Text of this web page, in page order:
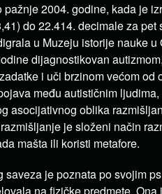
2004. godine, kada je
do 22.414. decimale za pet
u Muzeju istorije nauke u
dijagnostikovan
i uči brzinom većom od
među autističnim
asocijativnog oblika
je složeni način
mašta ili koristi metafore.
je poznata po svojim